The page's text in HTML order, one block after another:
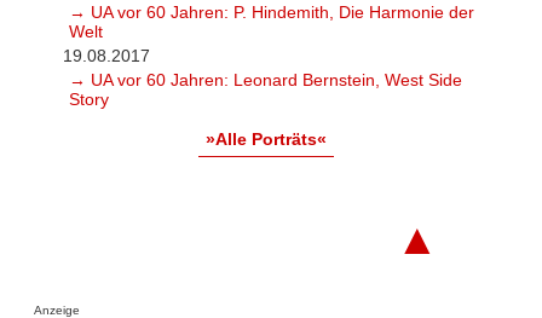
→ UA vor 60 Jahren: P. Hindemith, Die Harmonie der
Welt
19.08.2017
→ UA vor 60 Jahren: Leonard Bernstein, West Side
Story
»Alle Porträts«
▲
Anzeige